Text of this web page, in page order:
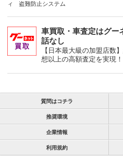
ィ 盗難防止システム
車買取・車査定はグ
話なし
【日本最大級の加盟店数
想以上の高額査定を実現！
質問はコチラ
推奨環境
企業情報
利用規約